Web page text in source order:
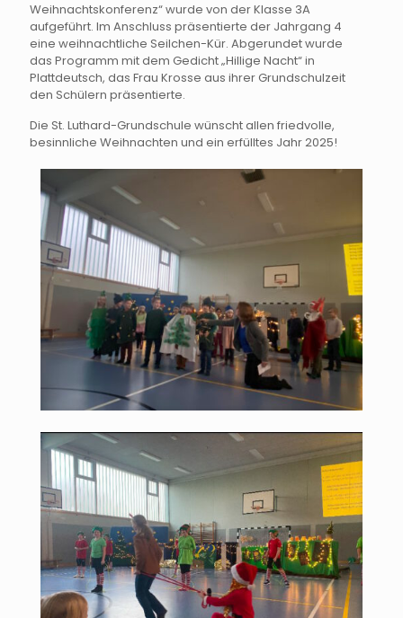
Weihnachtskonferenz“ wurde von der Klasse 3A
aufgeführt. Im Anschluss präsentierte der Jahrgang 4
eine weihnachtliche Seilchen-Kür. Abgerundet wurde
das Programm mit dem Gedicht „Hillige Nacht“ in
Plattdeutsch, das Frau Krosse aus ihrer Grundschulzeit
den Schülern präsentierte.
Die St. Luthard-Grundschule wünscht allen friedvolle,
besinnliche Weihnachten und ein erfülltes Jahr 2025!